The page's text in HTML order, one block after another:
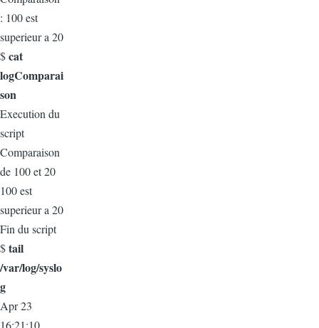
: 100 est
superieur a 20
$cat
logComparai
son
Execution du
script
Comparaison
de 100 et 20
100 est
superieur a 20
Fin du script
$tail
/var/log/syslo
g
Apr 23
16:21:10